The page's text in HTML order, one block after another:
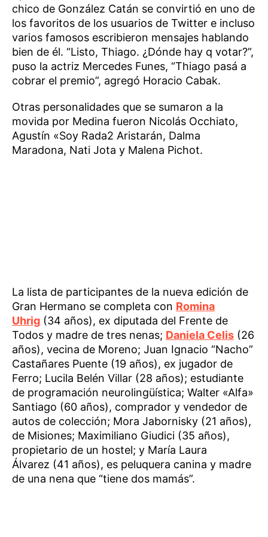
chico de González Catán se convirtió en uno de
los favoritos de los usuarios de Twitter e incluso
varios famosos escribieron mensajes hablando
bien de él. “Listo, Thiago. ¿Dónde hay q votar?”,
puso la actriz Mercedes Funes, “Thiago pasá a
cobrar el premio”, agregó Horacio Cabak.
Otras personalidades que se sumaron a la
movida por Medina fueron Nicolás Occhiato,
Agustín «Soy Rada2 Aristarán, Dalma
Maradona, Nati Jota y Malena Pichot.
La lista de participantes de la nueva edición de
Gran Hermano se completa con Romina
Uhrig (34 años), ex diputada del Frente de
Todos y madre de tres nenas; Daniela Celis (26
años), vecina de Moreno; Juan Ignacio “Nacho”
Castañares Puente (19 años), ex jugador de
Ferro; Lucila Belén Villar (28 años); estudiante
de programación neurolingüística; Walter «Alfa»
Santiago (60 años), comprador y vendedor de
autos de colección; Mora Jabornisky (21 años),
de Misiones; Maximiliano Giudici (35 años),
propietario de un hostel; y María Laura
Álvarez (41 años), es peluquera canina y madre
de una nena que “tiene dos mamás”.